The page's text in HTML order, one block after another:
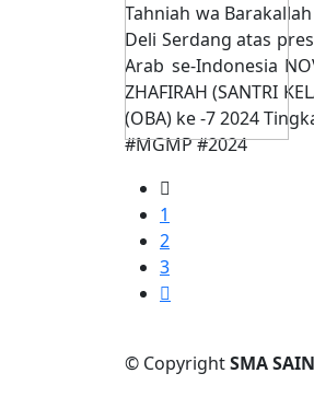
Tahniah wa
Deli Serdang atas
Arab se-Indonesia
ZHAFIRAH (SANTRI
(OBA) ke -7 2024
#MGMP #2024
1
2
3
© CopyrightSMA